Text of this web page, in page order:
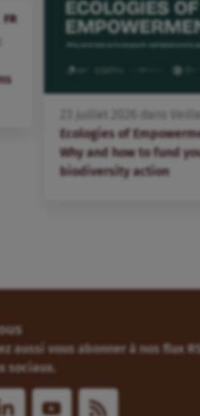
juillet dans
Veille
Ecologies of
Why and how to fund
biodiversity action
FR
aussi vous abonner à nos flux
sociaux.